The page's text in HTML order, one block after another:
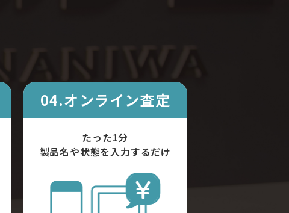
04.オンライン査定
たった1分
製品名や状態を入力するだけ